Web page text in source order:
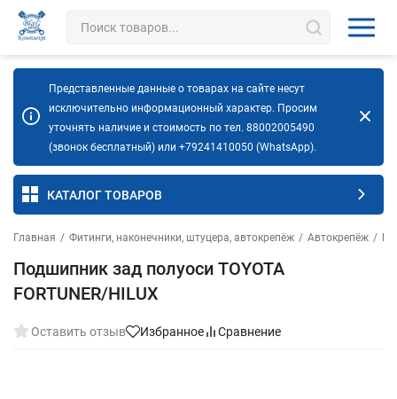
Представленные данные о товарах на сайте несут
исключительно информационный характер. Просим
уточнять наличие и стоимость по тел. 88002005490
(звонок бесплатный) или +79241410050 (WhatsApp).
КАТАЛОГ ТОВАРОВ
Главная / Фитинги, наконечники, штуцера, автокрепёж / Автокрепёж /
Подшипник зад полуоси TOYOTA
FORTUNER/HILUX
Оставить отзыв Избранное Сравнение